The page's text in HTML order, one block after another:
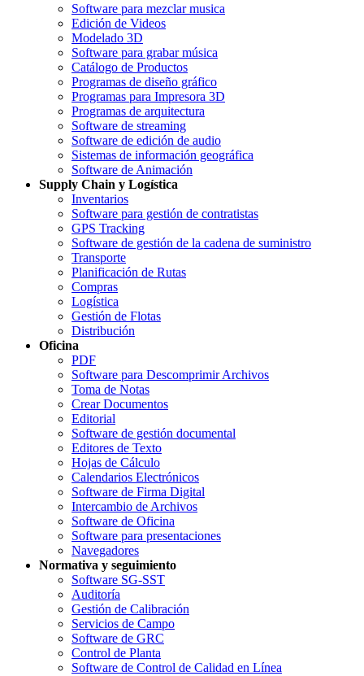
Software para mezclar musica
Edición de Videos
Modelado 3D
Software para grabar música
Catálogo de Productos
Programas de diseño gráfico
Programas para Impresora 3D
Programas de arquitectura
Software de streaming
Software de edición de audio
Sistemas de información geográfica
Software de Animación
Supply Chain y Logística
Inventarios
Software para gestión de contratistas
GPS Tracking
Software de gestión de la cadena de suministro
Transporte
Planificación de Rutas
Compras
Logística
Gestión de Flotas
Distribución
Oficina
PDF
Software para Descomprimir Archivos
Toma de Notas
Crear Documentos
Editorial
Software de gestión documental
Editores de Texto
Hojas de Cálculo
Calendarios Electrónicos
Software de Firma Digital
Intercambio de Archivos
Software de Oficina
Software para presentaciones
Navegadores
Normativa y seguimiento
Software SG-SST
Auditoría
Gestión de Calibración
Servicios de Campo
Software de GRC
Control de Planta
Software de Control de Calidad en Línea